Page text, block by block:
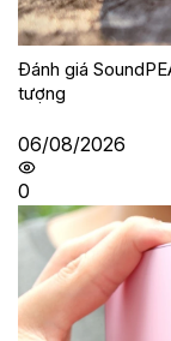
Đánh giá
tượng
06/08/2026
0